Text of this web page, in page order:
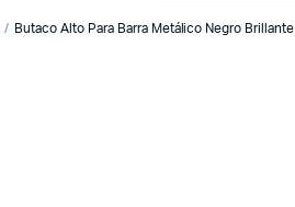
Butaco Alto Para Barra Metálico Negro Brillante